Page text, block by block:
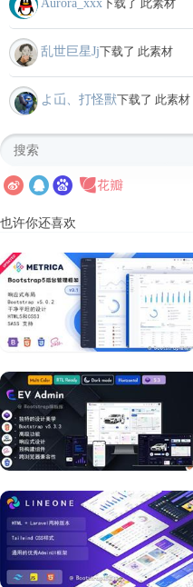
Aurora_xxx下载了 此素材
乱世巨星Jj下载了 此素材
よ屲、打怪獸下载了 此素材
也许你还喜欢